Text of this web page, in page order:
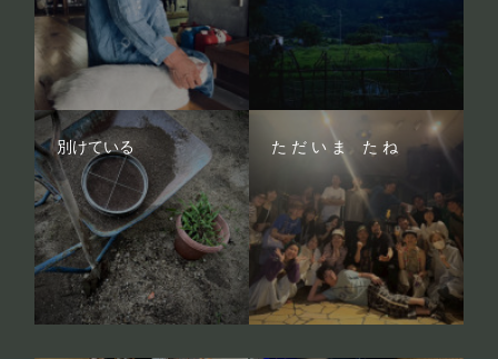
別けている た だ い ま た ね